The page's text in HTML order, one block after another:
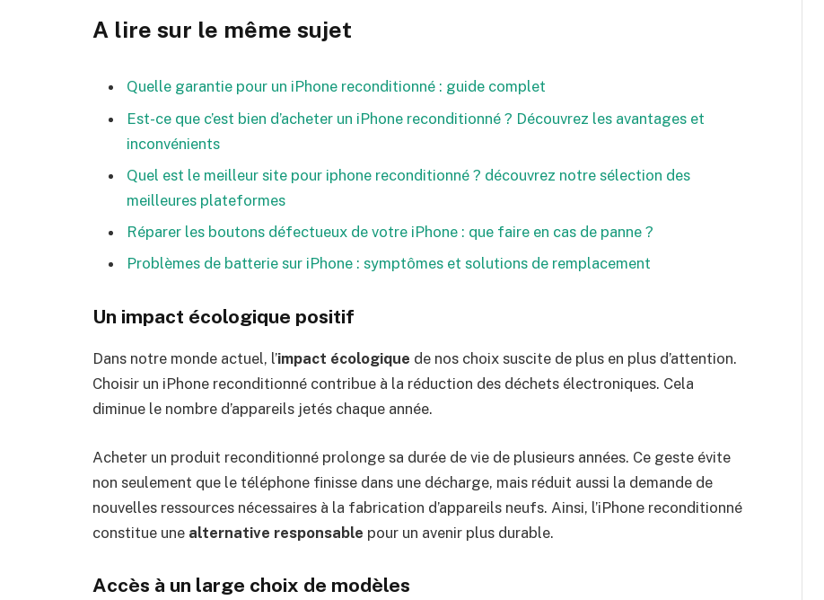
A lire sur le même sujet
Quelle garantie pour un iPhone reconditionné : guide complet
Est-ce que c’est bien d’acheter un iPhone reconditionné ? Découvrez les avantages et
inconvénients
Quel est le meilleur site pour iphone reconditionné ? découvrez notre sélection des
meilleures plateformes
Réparer les boutons défectueux de votre iPhone : que faire en cas de panne ?
Problèmes de batterie sur iPhone : symptômes et solutions de remplacement
Un impact écologique positif
Dans notre monde actuel, l’impact écologique de nos choix suscite de plus en plus d’attention.
Choisir un iPhone reconditionné contribue à la réduction des déchets électroniques. Cela
diminue le nombre d’appareils jetés chaque année.
Acheter un produit reconditionné prolonge sa durée de vie de plusieurs années. Ce geste évite
non seulement que le téléphone finisse dans une décharge, mais réduit aussi la demande de
nouvelles ressources nécessaires à la fabrication d’appareils neufs. Ainsi, l’iPhone reconditionné
constitue une alternative responsable pour un avenir plus durable.
Accès à un large choix de modèles